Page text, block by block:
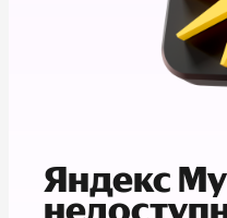
Яндекс